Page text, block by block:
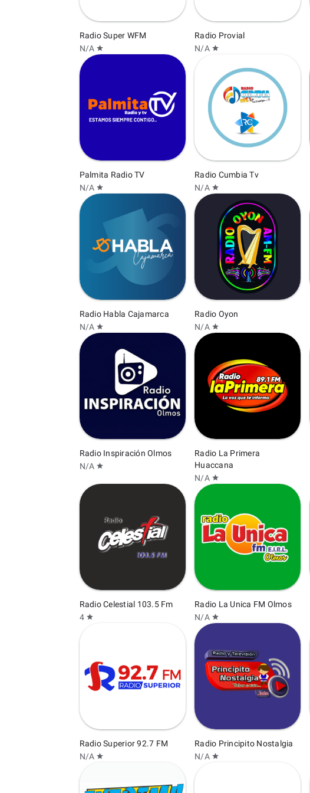
Radio Super WFM
N/A star
Radio Provial
N/A star
Palmita Radio TV
N/A star
Radio Cumbia Tv
N/A star
Radio Habla Cajamarca
N/A star
Radio Oyon
N/A star
Radio Inspiración Olmos
N/A star
Radio La Primera
Huaccana
N/A star
Radio Celestial 103.5 Fm
4 star
Radio La Unica FM Olmos
N/A star
Radio Superior 92.7 FM
N/A star
Radio Principito Nostalgia
N/A star